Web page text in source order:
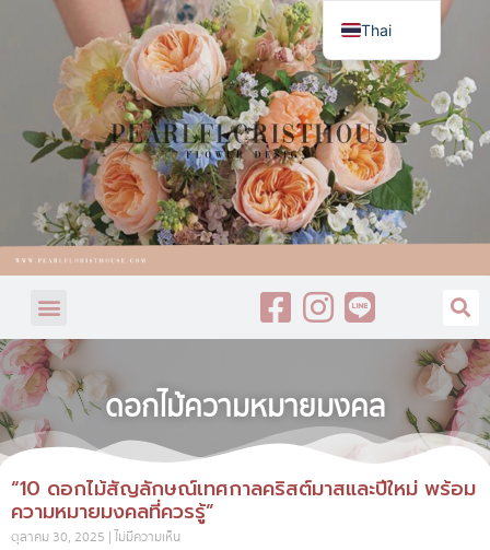
ดอกไม้ความหมายมงคล
“10 ดอกไม้สัญลักษณ์เทศกาลคริสต์มาสและปีใหม่ พร้อม
ความหมายมงคลที่ควรรู้”
ตุลาคม 30, 2025 ไม่มีความเห็น
Thai
English